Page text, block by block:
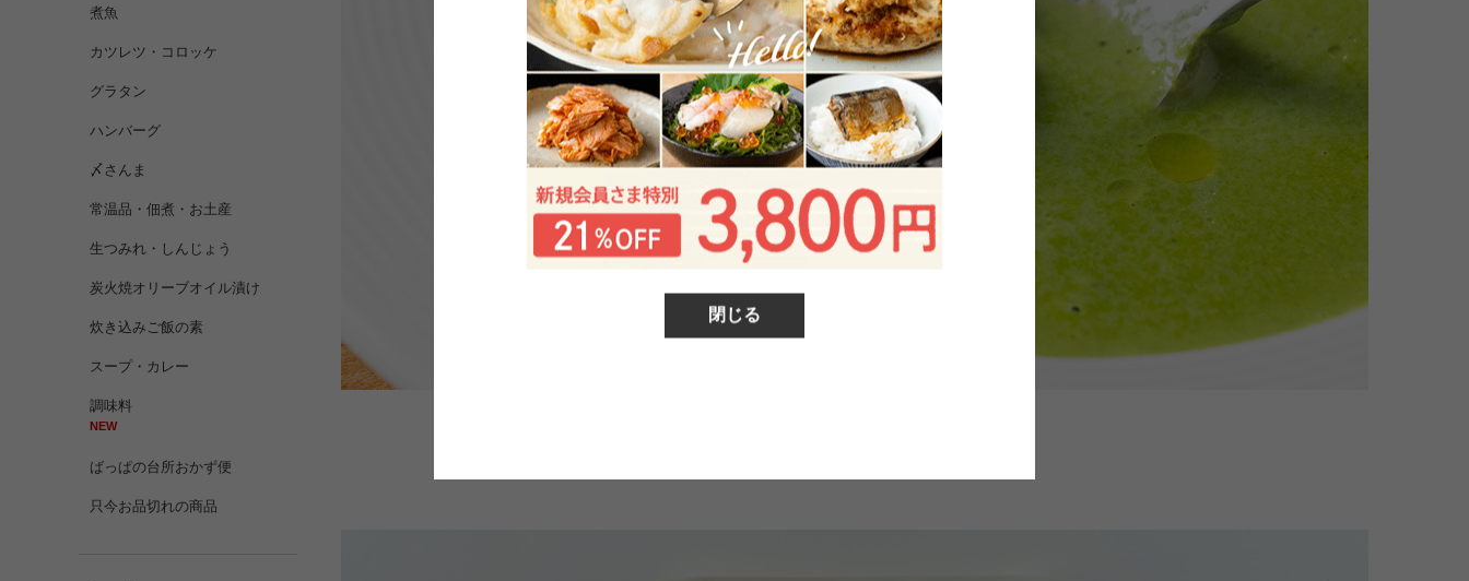
閉じる
煮魚
カツレツ・コロッケ
グラタン
ハンバーグ
〆さんま
常温品・佃煮・お土産
生つみれ・しんじょう
炭火焼オリーブオイル漬け
炊き込みご飯の素
スープ・カレー
調味料
NEW
ばっぱの台所おかず便
只今お品切れの商品